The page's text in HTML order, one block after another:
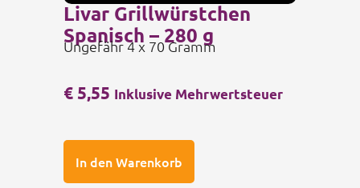
€5,55 Inklusive Mehrwertsteuer
In den Warenkorb
Livar Grillwürstchen
Spanisch – 280 g
Ungefähr 4 x 70 Gramm